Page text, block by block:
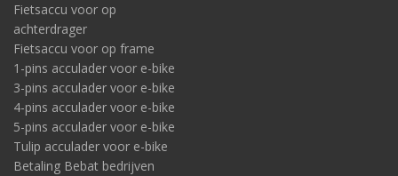
Fietsaccu voor op
achterdrager
Fietsaccu voor op frame
1-pins acculader voor e-bike
3-pins acculader voor e-bike
4-pins acculader voor e-bike
5-pins acculader voor e-bike
Tulip acculader voor e-bike
Betaling Bebat bedrijven